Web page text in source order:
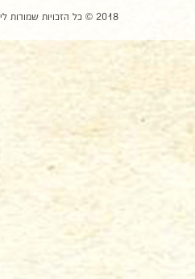
2018 © כל הזכויות שמורות ליוסי עופר "גולה ותקומה"